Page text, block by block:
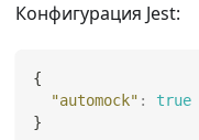
Конфигурация Jest:
{
"automock" :
true
}